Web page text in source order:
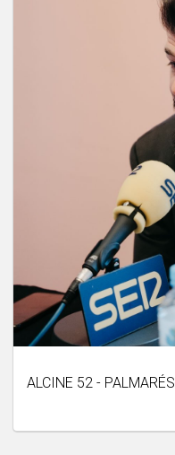
ALCINE 52 - PALMARÉS